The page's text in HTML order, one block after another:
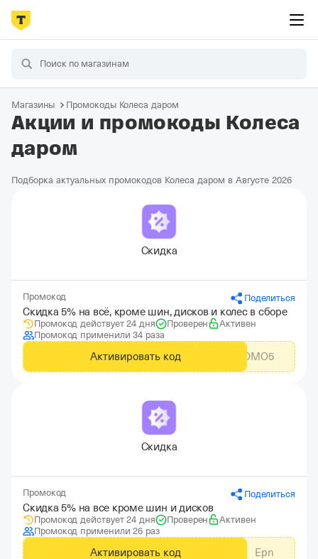
Магазины Промокоды Колеса даром
Акции и промокоды Колеса
даром
Подборка актуальных промокодов Колеса даром в Августе 2026
Скидка
Промокод Поделиться
Скидка 5% на всё, кроме шин, дисков и колес в сборе
Промокод действует 24 дня Проверен
Активен
Промокод применили 34 раза
Активировать код KOLESA_PROMO5
Скидка
Промокод Поделиться
Скидка 5% на все кроме шин и дисков
Промокод действует 24 дня Проверен
Активен
Промокод применили 26 раз
Активировать код Epn